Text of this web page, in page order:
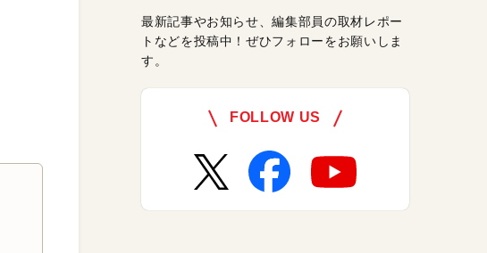
最新記事やお知らせ、編集部員の取材レポー
トなどを投稿中！ぜひフォローをお願いしま
す。
FOLLOW US